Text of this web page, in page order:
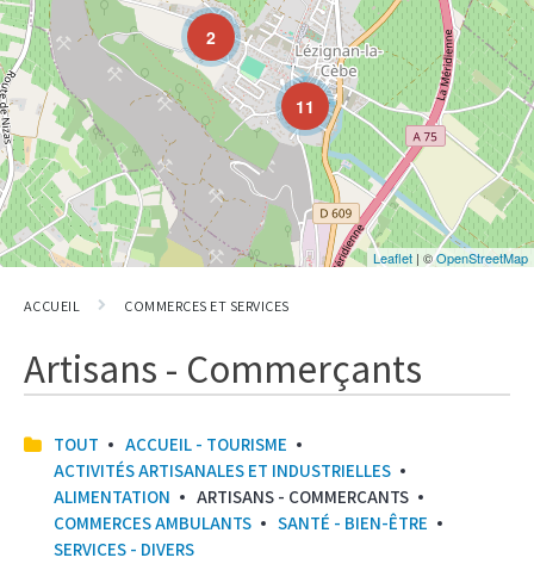
2
11
Leaflet | ©OpenStreetMap
ACCUEIL COMMERCES ET SERVICES
Artisans - Commerçants
TOUT
ACCUEIL - TOURISME
ACTIVITÉS ARTISANALES ET INDUSTRIELLES
ALIMENTATION
ARTISANS - COMMERÇANTS
COMMERCES AMBULANTS
SANTÉ - BIEN-ÊTRE
SERVICES - DIVERS